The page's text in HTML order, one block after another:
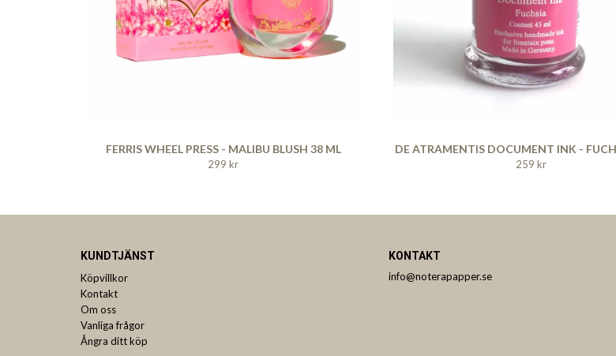
FERRIS WHEEL PRESS - MALIBU BLUSH 38 ML
299 kr
DE ATRAMENTIS DOCUMENT INK -
259 kr
KUNDTJÄNST
Köpvillkor
Kontakt
Om oss
Vanliga frågor
Ångra ditt köp
KONTAKT
info@noterapapper.se